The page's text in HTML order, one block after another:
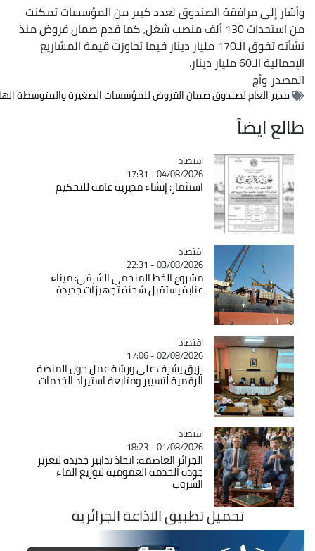
مرافقة الصندوق لعدد كبير من المؤسسات تمكنت
من استحداث 130 ألف منصب شغل، كما قدم ضمان قروض منذ
نشأته تفوق الـ170 مليار دينار فيما تجاوزت قيمة المشاريع
دينار.
وأج
لصندوق ضمان القروض للمؤسسات الصغيرة والمتوسطة الهادي تمام
Catégorie
اقتصاد
04/08/2026 - 17:31
استثمار: إنشاء مديرية عامة للتحكيم
Catégorie
اقتصاد
03/08/2026 - 22:31
مشروع الخط المنجمي الشرقي: ميناء
عنابة يستقبل شحنة تجهيزات جديدة
Catégorie
اقتصاد
02/08/2026 - 17:06
رزيق يشرف على ورشة عمل حول المنصة
الرقمية لتسيير ومتابعة استيراد الخدمات
Catégorie
اقتصاد
01/08/2026 - 18:23
الجزائر العاصمة: اتخاذ تدابير جديدة لتعزيز
جودة الخدمة العمومية لتوزيع الماء
الشروب
تحميل تطبيق الاذاعة الجزائرية